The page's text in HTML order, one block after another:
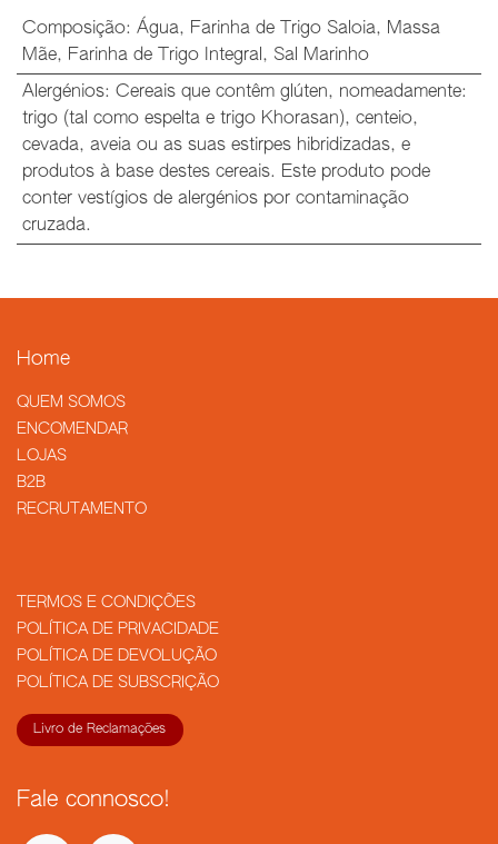
Composição: Água, Farinha de Trigo Saloia, Massa
Mãe, Farinha de Trigo Integral , Sal Marinho
Alergénios: Cereais que contêm glúten, nomeadamente:
trigo (tal como espelta e trigo Khorasan), centeio,
cevada, aveia ou as suas estirpes hibridizadas, e
produtos à base destes cereais. Este produto pode
conter vestígios de alergénios por contaminação
cruzada.
Home
QUEM SOMOS
​ENCOMENDAR
LOJAS
B2B
RECRUTAMENTO
TERMOS E CONDIÇÕES
POLÍTICA DE PRIVACIDADE
POLÍTICA DE DEVOLUÇÃO
POLÍTICA DE SUBSCRIÇÃO
Livro de Reclamações
Fale connosco!